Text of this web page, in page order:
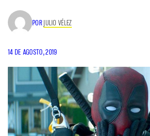
POR JULIO VÉLEZ
14 DE AGOSTO, 2019